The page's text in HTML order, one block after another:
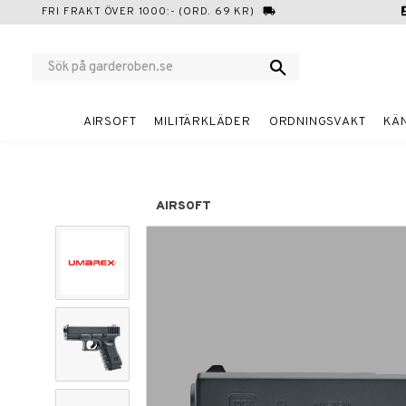
FRI FRAKT ÖVER 1000:- (ORD. 69 KR) local_shipping
AIRSOFT MILITÄRKLÄDER ORDNINGSVAKT
AIRSOFT